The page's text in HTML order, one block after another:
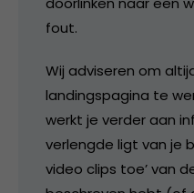
fout.
Wij adviseren om
landingspagina te
werkt je verder aan
verlengde ligt van je
video clips toe’ van